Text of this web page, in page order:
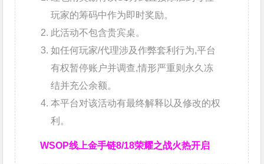
玩家的筹码中作为即时奖励。
此活动不包含贵宾桌。
如任何玩家/代理涉及作弊套利行为,平台
有权暂停账户并调查,情形严重则永久冻
结并充公余额。
本平台对该活动有最终解释以及修改的权
利。
WSOP线上金手链8/18荣耀之战火热开启